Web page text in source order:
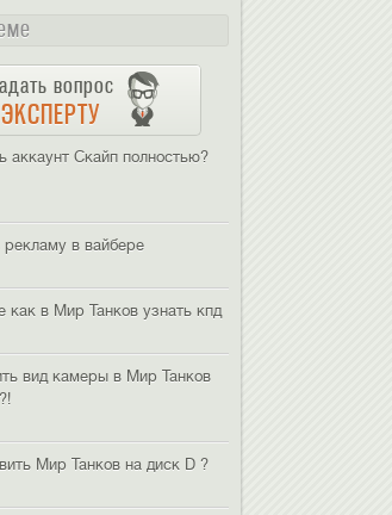
вопрос
ЭКСПЕРТУ
аккаунт Скайп полностью?
рекламу в вайбере
как в Мир Танков узнать кпд
вид камеры в Мир Танков
Мир Танков на диск D ?